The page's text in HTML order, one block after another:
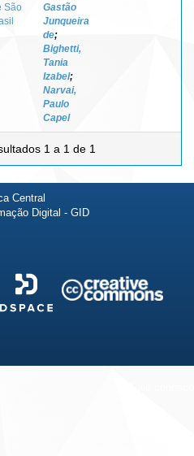
São
Gastão
Junqueira
de;
Bighetti,
Tania
Izabel;
Narvai,
Paulo
Capel
1 a 1 de 1
Central
Digital - GID